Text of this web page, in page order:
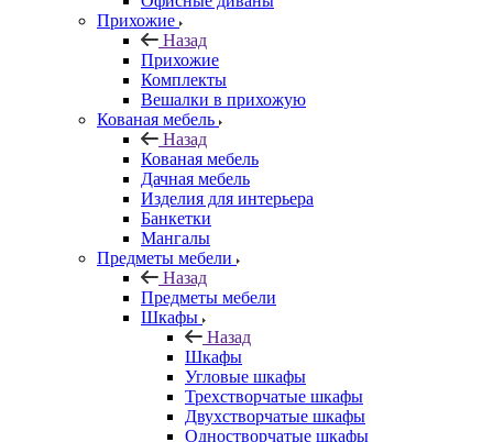
Прихожие
Назад
Прихожие
Комплекты
Вешалки в прихожую
Кованая мебель
Назад
Кованая мебель
Дачная мебель
Изделия для интерьера
Банкетки
Мангалы
Предметы мебели
Назад
Предметы мебели
Шкафы
Назад
Шкафы
Угловые шкафы
Трехстворчатые шкафы
Двухстворчатые шкафы
Одностворчатые шкафы